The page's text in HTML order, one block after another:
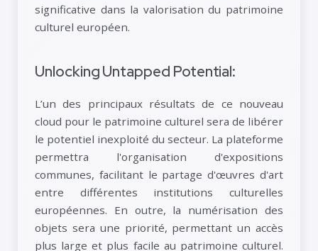
significative dans la valorisation du patrimoine
culturel européen.
Unlocking Untapped Potential:
L’un des principaux résultats de ce nouveau
cloud pour le patrimoine culturel sera de libérer
le potentiel inexploité du secteur. La plateforme
permettra l'organisation d'expositions
communes, facilitant le partage d'œuvres d'art
entre différentes institutions culturelles
européennes. En outre, la numérisation des
objets sera une priorité, permettant un accès
plus large et plus facile au patrimoine culturel.